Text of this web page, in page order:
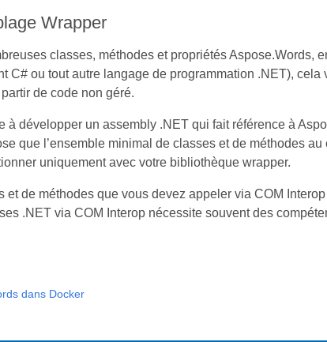
Wrapper
classes, méthodes et propriétés Aspose.Words,
C# ou tout autre langage de programmation .NET), cela
de code non géré.
à développer un assembly .NET qui fait référence à
que l’ensemble minimal de classes et de méthodes
uniquement avec votre bibliothèque wrapper.
et de méthodes que vous devez appeler via COM
.NET via COM Interop nécessite souvent des
dans Docker